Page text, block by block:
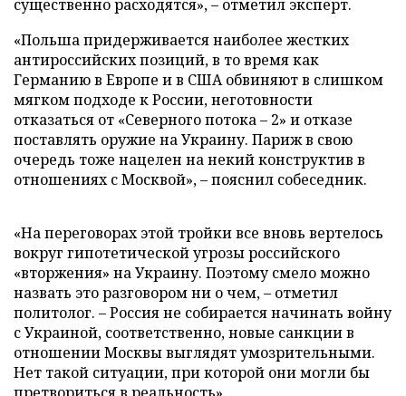
существенно расходятся», – отметил эксперт.
«Польша придерживается наиболее жестких
антироссийских позиций, в то время как
Германию в Европе и в США обвиняют в слишком
мягком подходе к России, неготовности
отказаться от «Северного потока – 2» и отказе
поставлять оружие на Украину. Париж в свою
очередь тоже нацелен на некий конструктив в
отношениях с Москвой», – пояснил собеседник.
«На переговорах этой тройки все вновь вертелось
вокруг гипотетической угрозы российского
«вторжения» на Украину. Поэтому смело можно
назвать это разговором ни о чем, – отметил
политолог. – Россия не собирается начинать войну
с Украиной, соответственно, новые санкции в
отношении Москвы выглядят умозрительными.
Нет такой ситуации, при которой они могли бы